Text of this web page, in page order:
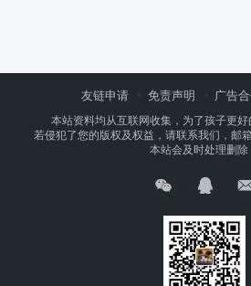
友链申请 免责声明 广告
本站资料均从互联网收集，为了孩子更好
若侵犯了您的版权及权益，请联系我们，邮
本站会及时处理删除